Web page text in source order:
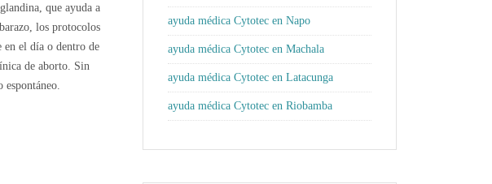
que ayuda a
los protocolos
en el día o dentro de
de aborto. Sin
ayuda médica Cytotec en Napo
ayuda médica Cytotec en Machala
ayuda médica Cytotec en Latacunga
ayuda médica Cytotec en Riobamba